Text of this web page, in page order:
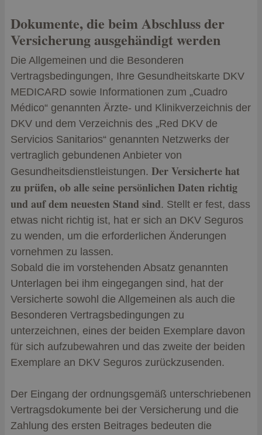
Dokumente, die beim Abschluss der
Versicherung ausgehändigt werden
Die Allgemeinen und die Besonderen
Vertragsbedingungen, Ihre Gesundheitskarte DKV
MEDICARD sowie Informationen zum „Cuadro
Médico“ genannten Ärzte- und Klinikverzeichnis der
DKV und dem Verzeichnis des „Red DKV de
Servicios Sanitarios“ genannten Netzwerks der
vertraglich gebundenen Anbieter von
Gesundheitsdienstleistungen. Der Versicherte hat
zu prüfen, ob alle seine persönlichen Daten richtig
und auf dem neuesten Stand sind. Stellt er fest, dass
etwas nicht richtig ist, hat er sich an DKV Seguros
zu wenden, um die erforderlichen Änderungen
vornehmen zu lassen.
Sobald die im vorstehenden Absatz genannten
Unterlagen bei ihm eingegangen sind, hat der
Versicherte sowohl die Allgemeinen als auch die
Besonderen Vertragsbedingungen zu
unterzeichnen, eines der beiden Exemplare davon
für sich aufzubewahren und das zweite der beiden
Exemplare an DKV Seguros zurückzusenden.
Der Eingang der ordnungsgemäß unterschriebenen
Vertragsdokumente bei der Versicherung und die
Zahlung des ersten Beitrages bedeuten die